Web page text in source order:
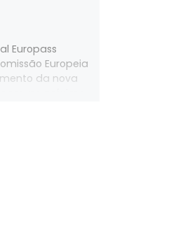
Europass
Europeia
da nova